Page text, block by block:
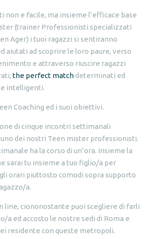
non e facile, ma insieme l’efficace base
(trainer Professionisti specializzati
Ager) i tuoi ragazzi si sentiranno
aiutati ad scoprire le loro paure, verso
e attraverso riuscire ragazzi
the perfect matchdeterminati ed
intelligenti.
Coaching ed i suoi obiettivi.
di cinque incontri settimanali
dei nostri Teen mister professionisti.
ha la corso di un’ora. Insieme la
sarai tu insieme a tuo figlio/a per
orari piuttosto comodi sopra supporto
a.
line, ciononostante puoi scegliere di farli
a ed accosto le nostre sedi di Roma e
residente con queste metropoli.